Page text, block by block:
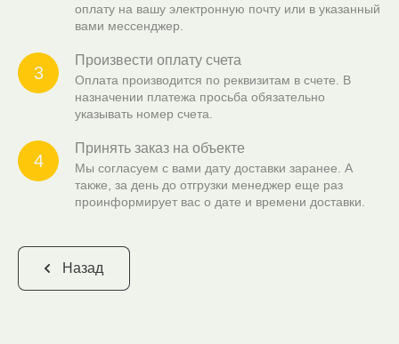
оплату на вашу электронную почту или в указанный
вами мессенджер.
3
Произвести оплату счета
Оплата производится по реквизитам в счете. В
назначении платежа просьба обязательно
указывать номер счета.
4
Принять заказ на объекте
Мы согласуем с вами дату доставки заранее. А
также, за день до отгрузки менеджер еще раз
проинформирует вас о дате и времени доставки.
Назад